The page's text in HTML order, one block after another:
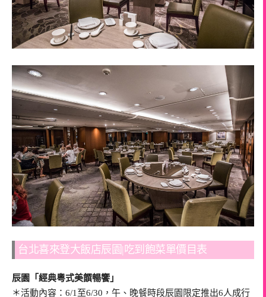
台北喜來登大飯店辰園|吃到飽菜單價目表
辰園「經典粵式美饌暢饗」
＊活動內容：6/1至6/30，午、晚餐時段辰園限定推出6人成行